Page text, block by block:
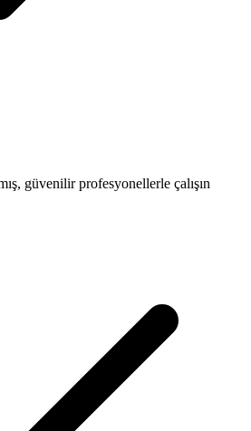
güvenilir profesyonellerle çalışın